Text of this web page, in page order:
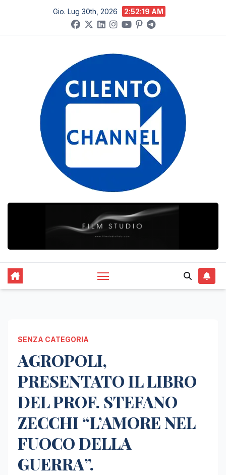
contenuto
Gio. Lug 30th, 2026 2:52:19 AM
SENZA CATEGORIA
AGROPOLI,
PRESENTATO IL LIBRO
DEL PROF. STEFANO
ZECCHI “L’AMORE NEL
FUOCO DELLA
GUERRA”.